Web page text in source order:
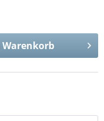
Warenkorb